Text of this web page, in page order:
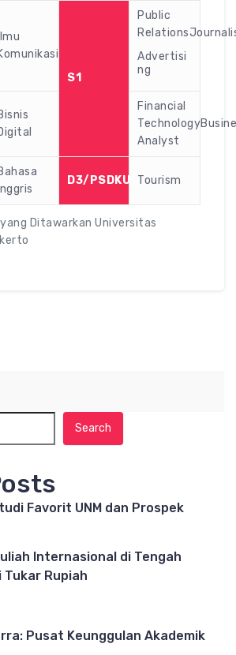
Ditawarkan Universitas
Ilmu
S1
Public
Advertisi
ng
Financial
Analyst
Inggris
D3/PSDKU Tourism
Search
Favorit UNM dan Prospek
Internasional di Tengah
Tukar Rupiah
Pusat Keunggulan Akademik